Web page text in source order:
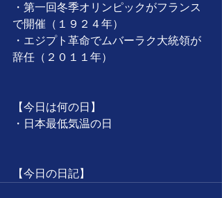
・第一回冬季オリンピックがフランス
で開催（１９２４年）
・エジプト革命でムバーラク大統領が
辞任（２０１１年）
【今日は何の日】
・日本最低気温の日
【今日の日記】